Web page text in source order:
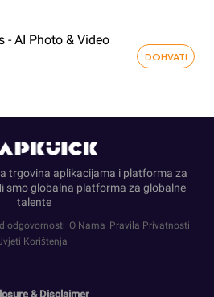
- AI Photo & Video
DOHVATI
trgovina aplikacijama i platforma za
smo globalna platforma za globalne
talente
odgovornosti O Nama Pravila Privatnosti
Korištenja
& Disclaimer